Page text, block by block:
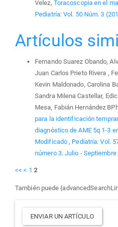
Velez, Toracoscopia en el
Pediatría: Vol. 50 Núm. 3
Artículos
Fernando Suarez Obando,
Juan Carlos Prieto Rivera ,
Kevin Maldonado, Carolina
Sandra Milena Castellar,
Mesa, Fabián Hernández
para la identificación
diagnóstico de AME 5q 1-3
Modificado , Pediatría: Vol.
número 3. Julio - Septiembre
<< < 1 2
También puede
Enviar
ENVIAR UN ARTÍCULO